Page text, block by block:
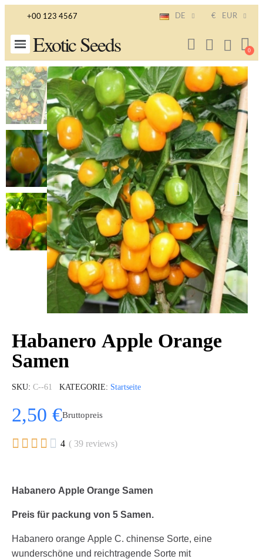
+00 123 4567 DE € EUR
Exotic Seeds
Habanero Apple Orange
Samen
SKU C--61 KATEGORIE Startseite
2,50 €Bruttopreis
     4 ( 39 reviews)
Habanero Apple Orange Samen
Preis für packung von 5 Samen.
Habanero orange Apple C. chinense Sorte, eine
wunderschöne und reichtragende Sorte mit